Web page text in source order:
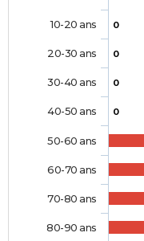
0
0
0
0
10-20 ans
20-30 ans
30-40 ans
40-50 ans
50-60 ans
60-70 ans
70-80 ans
80-90 ans